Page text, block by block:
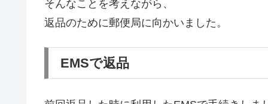
そんなことを考えながら、
返品のために郵便局に向かいました。
EMSで返品